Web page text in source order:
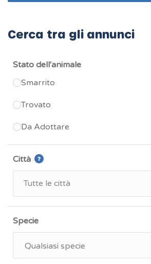
Cerca tra gli annunci
Stato dell'animale
Smarrito
Trovato
Da Adottare
Città
Specie